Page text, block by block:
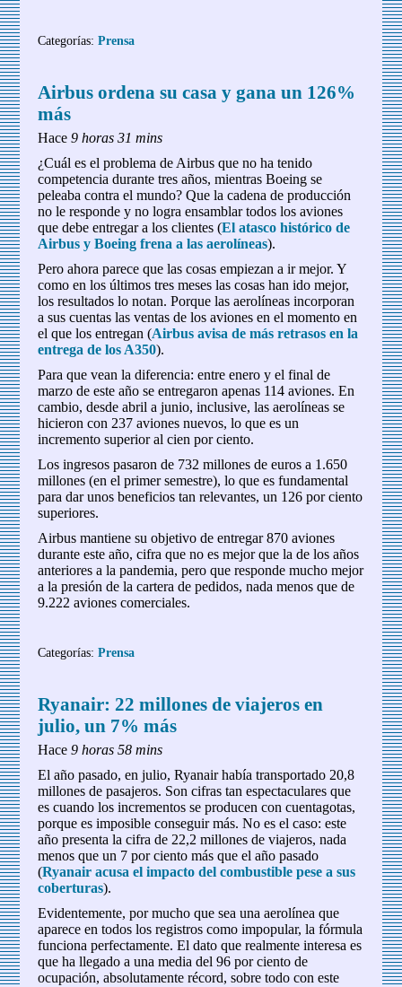
Categorías:Prensa
Airbus ordena su casa y gana un 126%
más
Hace9 horas 31 mins
¿Cuál es el problema de Airbus que no ha tenido
competencia durante tres años, mientras Boeing se
peleaba contra el mundo? Que la cadena de producción
no le responde y no logra ensamblar todos los aviones
que debe entregar a los clientes (El atasco histórico de
Airbus y Boeing frena a las aerolíneas).
Pero ahora parece que las cosas empiezan a ir mejor. Y
como en los últimos tres meses las cosas han ido mejor,
los resultados lo notan. Porque las aerolíneas incorporan
a sus cuentas las ventas de los aviones en el momento en
el que los entregan (Airbus avisa de más retrasos en la
entrega de los A350).
Para que vean la diferencia: entre enero y el final de
marzo de este año se entregaron apenas 114 aviones. En
cambio, desde abril a junio, inclusive, las aerolíneas se
hicieron con 237 aviones nuevos, lo que es un
incremento superior al cien por ciento.
Los ingresos pasaron de 732 millones de euros a 1.650
millones (en el primer semestre), lo que es fundamental
para dar unos beneficios tan relevantes, un 126 por ciento
superiores.
Airbus mantiene su objetivo de entregar 870 aviones
durante este año, cifra que no es mejor que la de los años
anteriores a la pandemia, pero que responde mucho mejor
a la presión de la cartera de pedidos, nada menos que de
9.222 aviones comerciales.
Categorías:Prensa
Ryanair: 22 millones de viajeros en
julio, un 7% más
Hace9 horas 58 mins
El año pasado, en julio, Ryanair había transportado 20,8
millones de pasajeros. Son cifras tan espectaculares que
es cuando los incrementos se producen con cuentagotas,
porque es imposible conseguir más. No es el caso: este
año presenta la cifra de 22,2 millones de viajeros, nada
menos que un 7 por ciento más que el año pasado
(Ryanair acusa el impacto del combustible pese a sus
coberturas).
Evidentemente, por mucho que sea una aerolínea que
aparece en todos los registros como impopular, la fórmula
funciona perfectamente. El dato que realmente interesa es
que ha llegado a una media del 96 por ciento de
ocupación, absolutamente récord, sobre todo con este